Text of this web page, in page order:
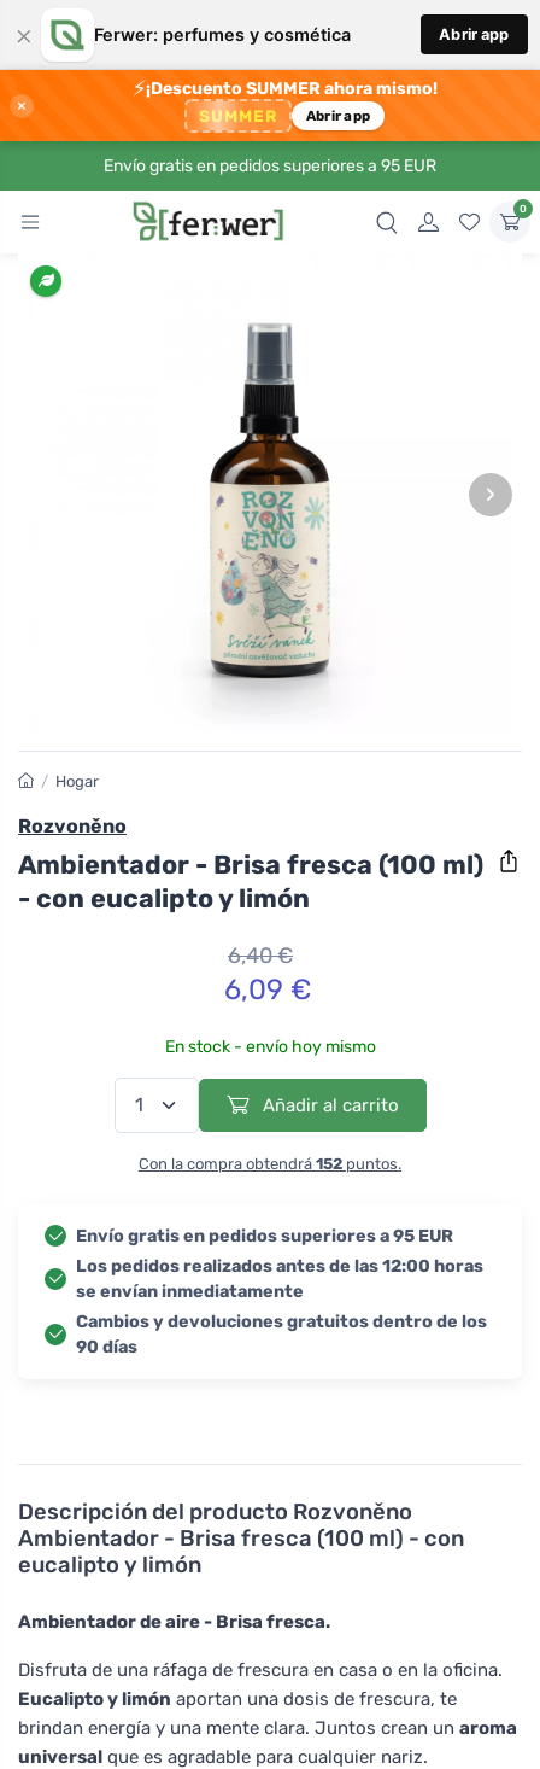
× Ferwer: perfumes y cosmética Abrir app
×
⚡¡Descuento SUMMER ahora mismo!
SUMMER Abrir app
Envío gratis en pedidos superiores a 95 EUR
0
›
Descripción del producto Rozvoněno
Ambientador - Brisa fresca (100 ml) - con
eucalipto y limón
Ambientador de aire - Brisa fresca.
Disfruta de una ráfaga de frescura en casa o en la oficina.
Eucalipto y limón aportan una dosis de frescura, te
brindan energía y una mente clara. Juntos crean un aroma
universal que es agradable para cualquier nariz.
/ Hogar
Rozvoněno
Ambientador - Brisa fresca (100 ml)
- con eucalipto y limón
6,40 €
6,09 €
En stock - envío hoy mismo
Añadir al carrito
Con la compra obtendrá 152 puntos.
Envío gratis en pedidos superiores a 95 EUR
Los pedidos realizados antes de las 12:00 horas
se envían inmediatamente
Cambios y devoluciones gratuitos dentro de los
90 días